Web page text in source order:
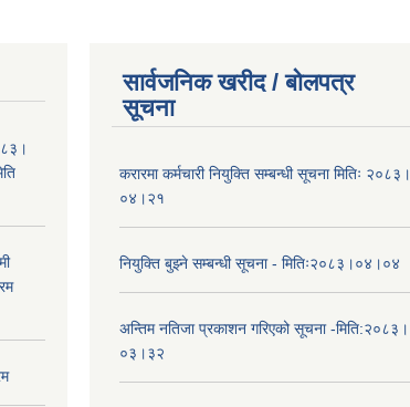
सार्वजनिक खरीद / बोलपत्र
सूचना
करारमा कर्मचारी नियुक्ति सम्बन्धी सूचना मितिः २०८३।
०४।२१
नियुक्ति बुझ्ने सम्बन्धी सूचना - मितिः२०८३।०४।०४
अन्तिम नतिजा प्रकाशन गरिएको सूचना -मिति:२०८३।
०३।३२